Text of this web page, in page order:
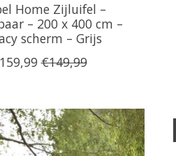
Home Zijluifel –
– 200 x 400 cm –
scherm – Grijs
€149,99